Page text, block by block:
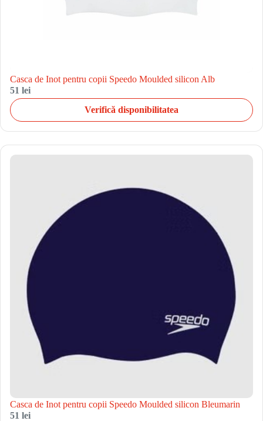
Casca de Inot pentru copii Speedo Moulded silicon Alb
51 lei
Verifică disponibilitatea
Casca de Inot pentru copii Speedo Moulded silicon Bleumarin
51 lei